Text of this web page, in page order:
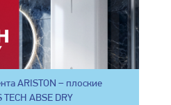
ARISTON – плоские
ABSE DRY